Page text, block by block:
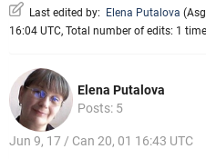
Last edited by: Elena Putalova (
16:04 UTC, Total number of edits: 1 time
Elena Putalova
Posts: 5
Jun 9, 17 / Can 20, 01 16:43 UTC